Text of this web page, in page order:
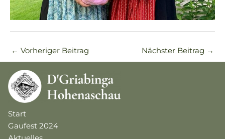
← Vorheriger Beitrag Nächster Beitrag →
Start
Gaufest 2024